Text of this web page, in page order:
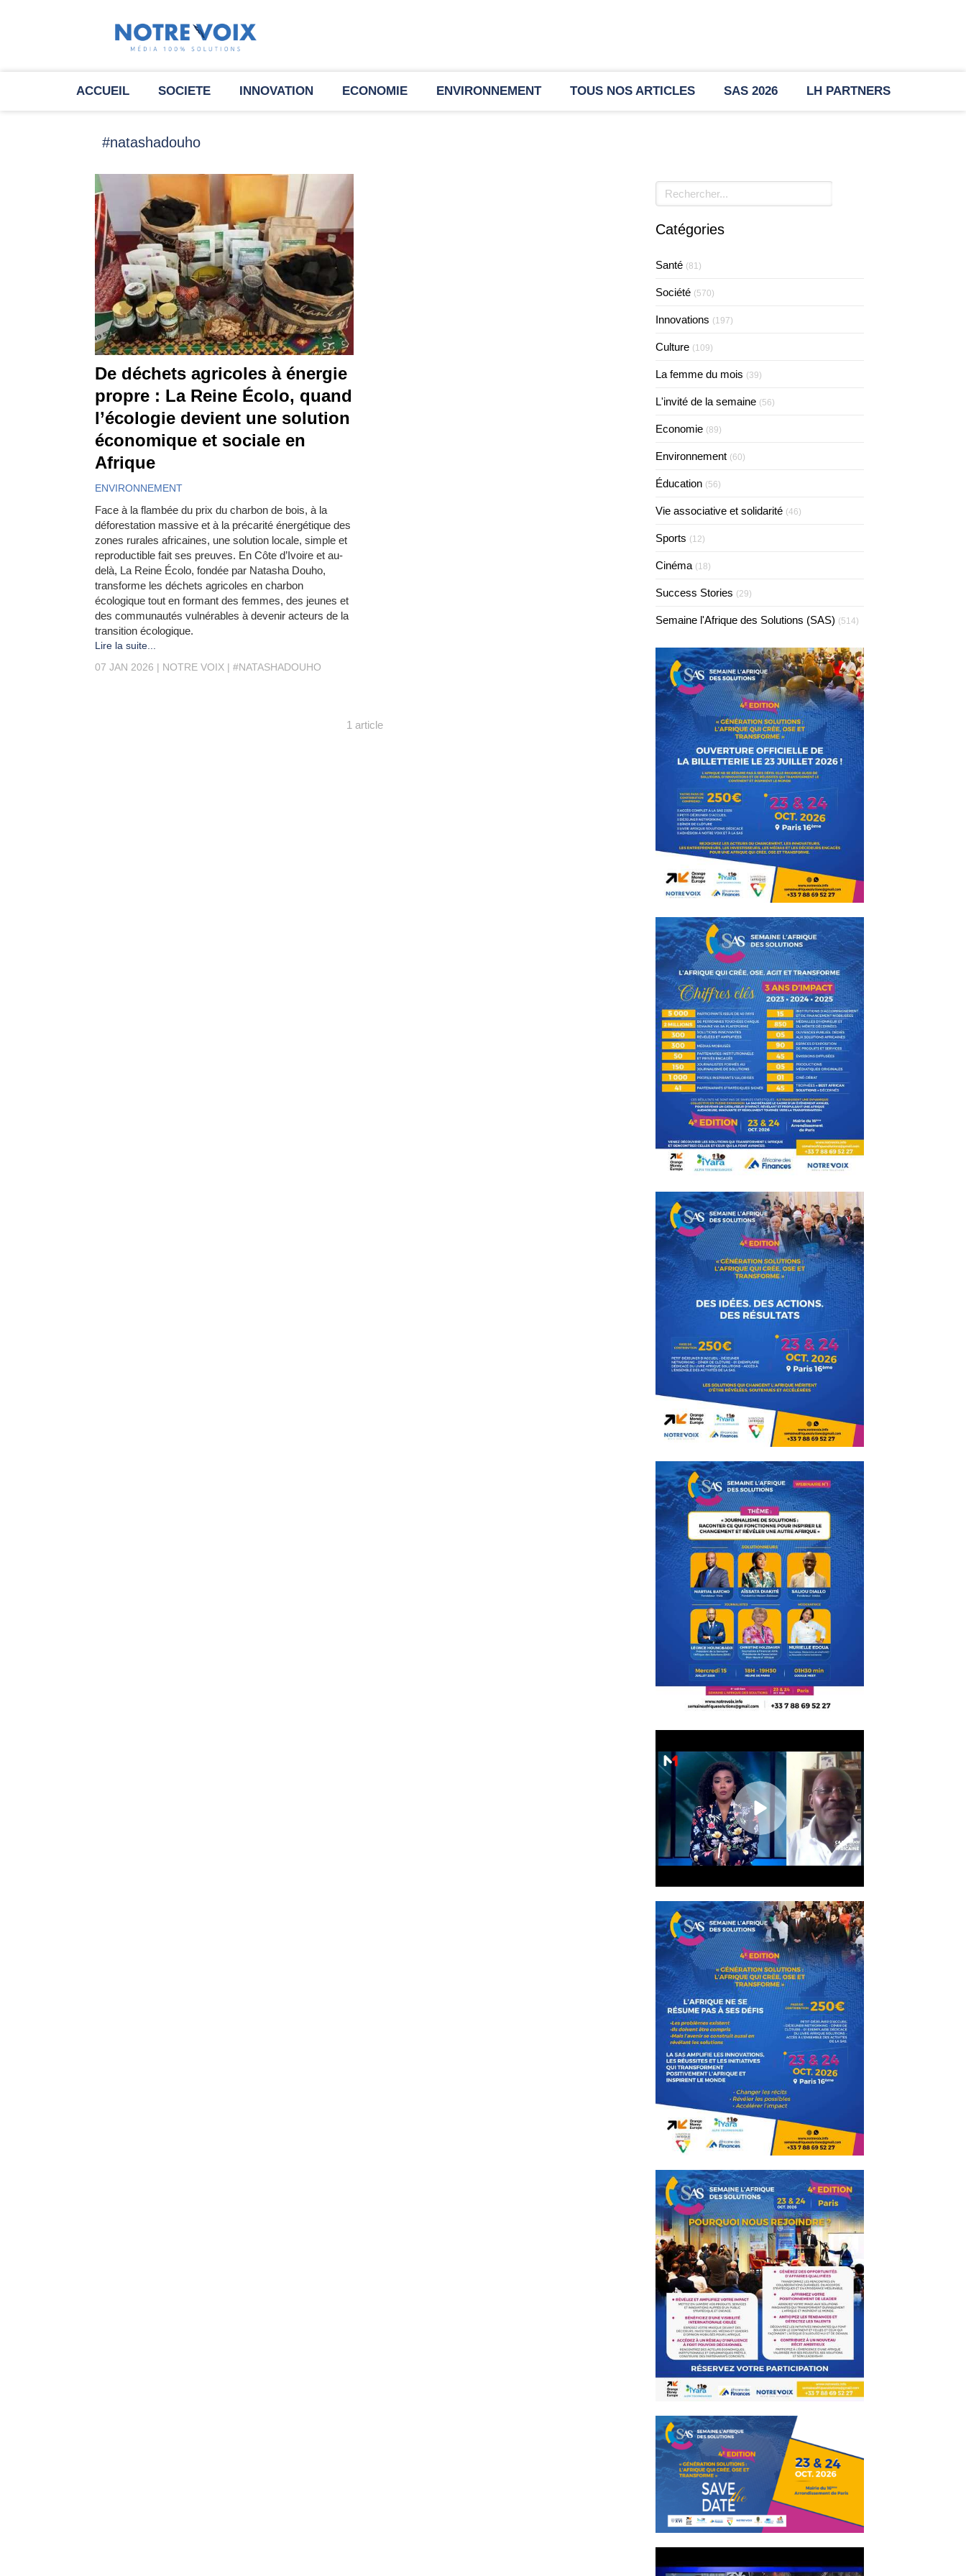
ACCUEIL SOCIETE INNOVATION ECONOMIE ENVIRONNEMENT TOUS NOS ARTICLES SAS 2026 LH PARTNERS
#natashadouho
De déchets agricoles à énergie
propre : La Reine Écolo, quand
l’écologie devient une solution
économique et sociale en
Afrique
ENVIRONNEMENT
Face à la flambée du prix du charbon de bois, à la
déforestation massive et à la précarité énergétique des
zones rurales africaines, une solution locale, simple et
reproductible fait ses preuves. En Côte d’Ivoire et au-
delà, La Reine Écolo, fondée par Natasha Douho,
transforme les déchets agricoles en charbon
écologique tout en formant des femmes, des jeunes et
des communautés vulnérables à devenir acteurs de la
transition écologique.
Lire la suite...
07 JAN 2026
NOTRE VOIX #NATASHADOUHO
1 article
Rechercher
Catégories
Santé (81)
Société (570)
Innovations (197)
Culture (109)
La femme du mois (39)
L'invité de la semaine (56)
Economie (89)
Environnement (60)
Éducation (56)
Vie associative et solidarité (46)
Sports (12)
Cinéma (18)
Success Stories (29)
Semaine l'Afrique des Solutions (SAS) (514)